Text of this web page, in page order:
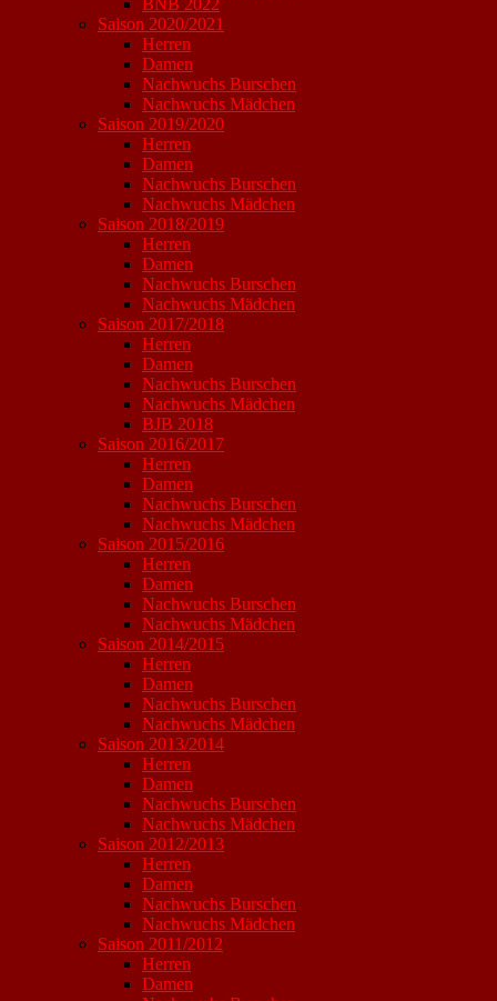
BNB 2022
Saison 2020/2021
Herren
Damen
Nachwuchs Burschen
Nachwuchs Mädchen
Saison 2019/2020
Herren
Damen
Nachwuchs Burschen
Nachwuchs Mädchen
Saison 2018/2019
Herren
Damen
Nachwuchs Burschen
Nachwuchs Mädchen
Saison 2017/2018
Herren
Damen
Nachwuchs Burschen
Nachwuchs Mädchen
BJB 2018
Saison 2016/2017
Herren
Damen
Nachwuchs Burschen
Nachwuchs Mädchen
Saison 2015/2016
Herren
Damen
Nachwuchs Burschen
Nachwuchs Mädchen
Saison 2014/2015
Herren
Damen
Nachwuchs Burschen
Nachwuchs Mädchen
Saison 2013/2014
Herren
Damen
Nachwuchs Burschen
Nachwuchs Mädchen
Saison 2012/2013
Herren
Damen
Nachwuchs Burschen
Nachwuchs Mädchen
Saison 2011/2012
Herren
Damen